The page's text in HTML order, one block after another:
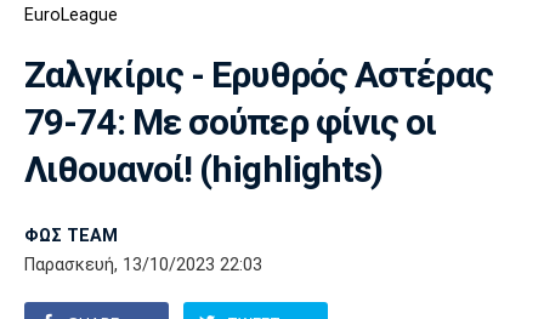
ΠΟΔΟΣΦΑΙΡΟ
ΒΟΛΕΪ ΠΟΛΟ
AUTO-MOTO PLUS
Ποδόσφαιρο
Super League 1
Super League 2
Ελλάδα
Μπάσκετ
Ελλάδα
EuroLeague
Ολυμπιακοί Αγώνες
Πόλο
Ολυμπιακός ΑΕΚ ΠΑΟΚ
Παναθηναϊκός Ατρόμητος
EuroLeague
Ζαλγκίρις - Ερυθρός Αστέρας
79-74: Με σούπερ φίνις οι
Λιθουανοί! (highlights)
ΦΩΣ TEAM
Παρασκευή, 13/10/2023 22:03